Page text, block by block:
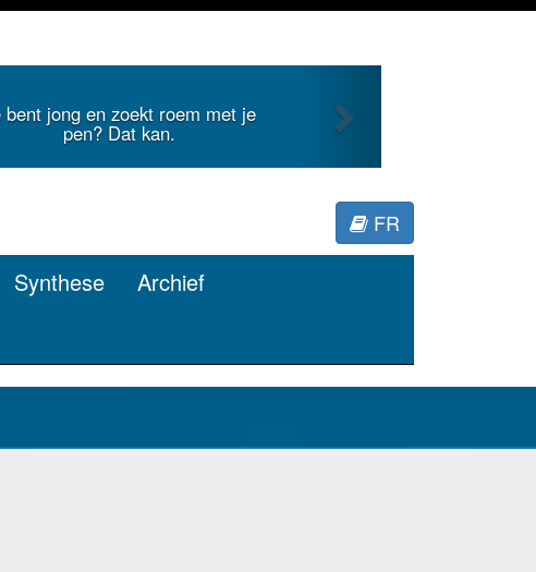
duidt internationale literatuur voor
Minerva.
FR
Synthese
Archief